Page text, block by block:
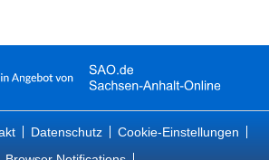
Datenschutz
Cookie-Einstellungen